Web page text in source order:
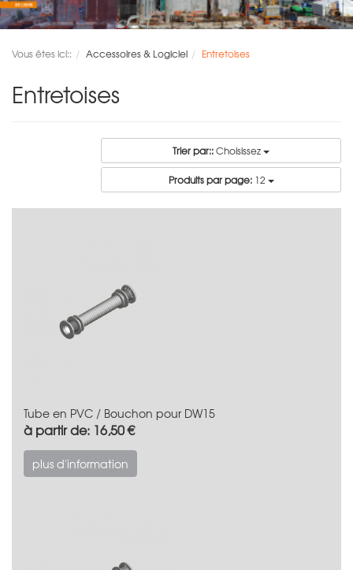
Vous êtes ici:: Accessoires & Logiciel Entretoises
Entretoises
Trier par::Choisissez
Produits par page: 12
Tube en PVC / Bouchon pour DW15
à partir de: 16,50 €
plus d'information